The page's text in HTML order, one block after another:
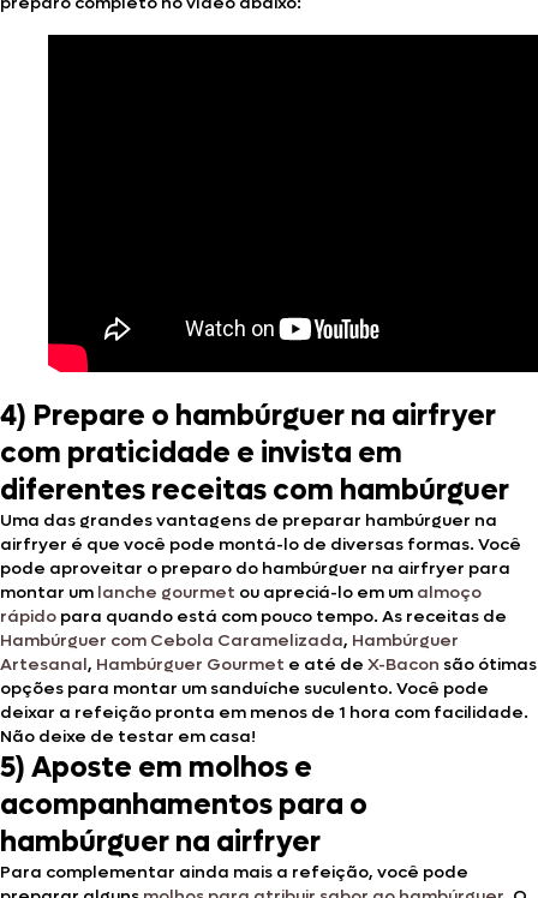
4) Prepare o hambúrguer na airfryer
com praticidade e invista em
diferentes receitas com hambúrguer
Uma das grandes vantagens de preparar hambúrguer na
airfryer é que você pode montá-lo de diversas formas. Você
pode aproveitar o preparo do hambúrguer na airfryer para
montar um lanche gourmet ou apreciá-lo em um almoço
rápido para quando está com pouco tempo. As receitas de
Hambúrguer com Cebola Caramelizada, Hambúrguer
Artesanal, Hambúrguer Gourmet e até de X-Bacon são ótimas
opções para montar um sanduíche suculento. Você pode
deixar a refeição pronta em menos de 1 hora com facilidade.
Não deixe de testar em casa!
5) Aposte em molhos e
acompanhamentos para o
hambúrguer na airfryer
Para complementar ainda mais a refeição, você pode